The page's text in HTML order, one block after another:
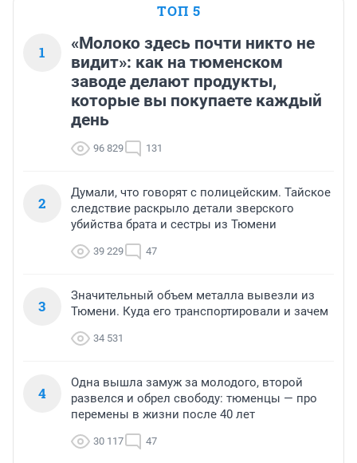
ТОП 5
1
«Молоко здесь почти никто не
видит»: как на тюменском
заводе делают продукты,
которые вы покупаете каждый
день
96 829 131
2
Думали, что говорят с полицейским. Тайское
следствие раскрыло детали зверского
убийства брата и сестры из Тюмени
39 229 47
3
Значительный объем металла вывезли из
Тюмени. Куда его транспортировали и зачем
34 531
4
Одна вышла замуж за молодого, второй
развелся и обрел свободу: тюменцы — про
перемены в жизни после 40 лет
30 117 47